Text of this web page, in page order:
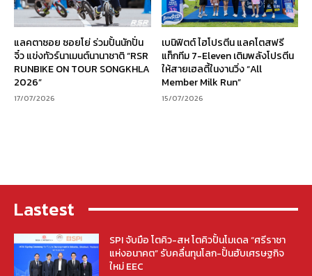
แลคตาซอย ซอยโย่ ร่วมปั้นนักปั่น
จิ๋ว แข่งทัวร์นาเมนต์นานาชาติ “RSR
RUNBIKE ON TOUR SONGKHLA
2026”
17/07/2026
เบนิฟิตต์ ไฮโปรตีน แลคโตสฟรี
แท็กทีม 7-Eleven เติมพลังโปรตีน
ให้สายเฮลตี้ในงานวิ่ง “All
Member Milk Run”
15/07/2026
Lastest
SPI จับมือ โตคิว-สห โตคิวปั้นโมเดล “ศรีราชา
แห่งอนาคต” รับคลื่นทุนโลก-ปั้นฮับเศรษฐกิจ
ใหม่ EEC